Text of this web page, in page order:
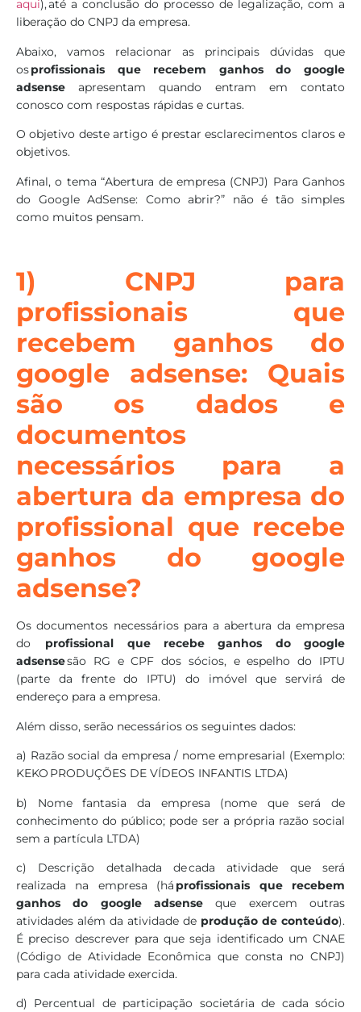
aqui), até a conclusão do processo de legalização, com a
liberação do CNPJ da empresa.
Abaixo, vamos relacionar as principais dúvidas que
osprofissionais que recebem ganhos do google
adsenseapresentam quando entram em contato
conosco com respostas rápidas e curtas.
O objetivo deste artigo é prestar esclarecimentos claros e
objetivos.
Afinal, o tema “Abertura de empresa (CNPJ) Para Ganhos
do Google AdSense: Como abrir?” não é tão simples
como muitos pensam.
1) CNPJ para
profissionais que
recebem ganhos do
google adsense: Quais
são os dados e
documentos
necessários para a
abertura da empresa do
profissional que recebe
ganhos do google
adsense?
Os documentos necessários para a abertura da empresa
do profissional que recebe ganhos do google
adsensesão RG e CPF dos sócios, e espelho do IPTU
(parte da frente do IPTU) do imóvel que servirá de
endereço para a empresa.
Além disso, serão necessários os seguintes dados:
a) Razão social da empresa / nome empresarial (Exemplo:
KEKO PRODUÇÕES DE VÍDEOS INFANTIS LTDA)
b) Nome fantasia da empresa (nome que será de
conhecimento do público; pode ser a própria razão social
sem a partícula LTDA)
c) Descrição detalhada de cada atividade que será
realizada na empresa (há profissionais que recebem
ganhos do google adsenseque exercem outras
atividades além da atividade de produção de conteúdo).
É preciso descrever para que seja identificado um CNAE
(Código de Atividade Econômica que consta no CNPJ)
para cada atividade exercida.
d) Percentual de participação societária de cada sócio